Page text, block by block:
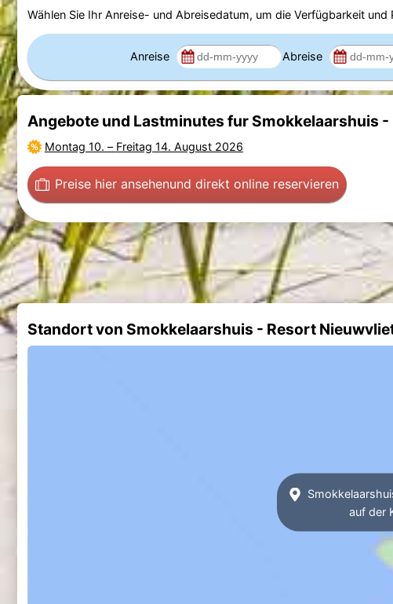
Wählen Sie Ihr Anreise- und Abreisedatum, um die Verfügbarkeit und
Anreise Abreise
Angebote und Lastminutes fur Smokkelaarshuis
Montag 10. – Freitag 14. August 2026
Preise hier ansehenund direkt online reservieren
Standort von Smokkelaarshuis - Resort
auf der